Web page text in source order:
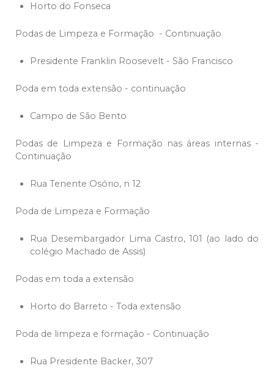
Horto do Fonseca
Podas de Limpeza e Formação - Continuação
Presidente Franklin Roosevelt - São Francisco
Poda em toda extensão - continuação
Campo de São Bento
Podas de Limpeza e Formação nas áreas internas -
Continuação
Rua Tenente Osório, n 12
Poda de Limpeza e Formação
Rua Desembargador Lima Castro, 101 (ao lado do
colégio Machado de Assis)
Podas em toda a extensão
Horto do Barreto - Toda extensão
Poda de limpeza e formação - Continuação
Rua Presidente Backer, 307